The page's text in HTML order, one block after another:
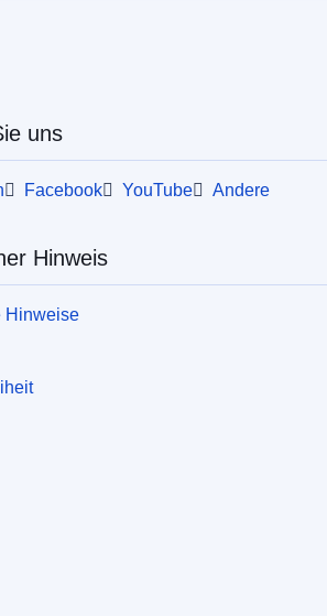
uns
Facebook YouTube Andere
Hinweis
Hinweise